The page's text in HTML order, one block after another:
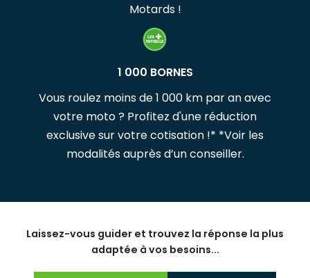
Motards !
1 000 BORNES
Vous roulez moins de 1 000 km par an avec
votre moto ? Profitez d'une réduction
exclusive sur votre cotisation !* *Voir les
modalités auprès d’un conseiller.
Laissez-vous guider et trouvez la réponse la plus
adaptée à vos besoins...